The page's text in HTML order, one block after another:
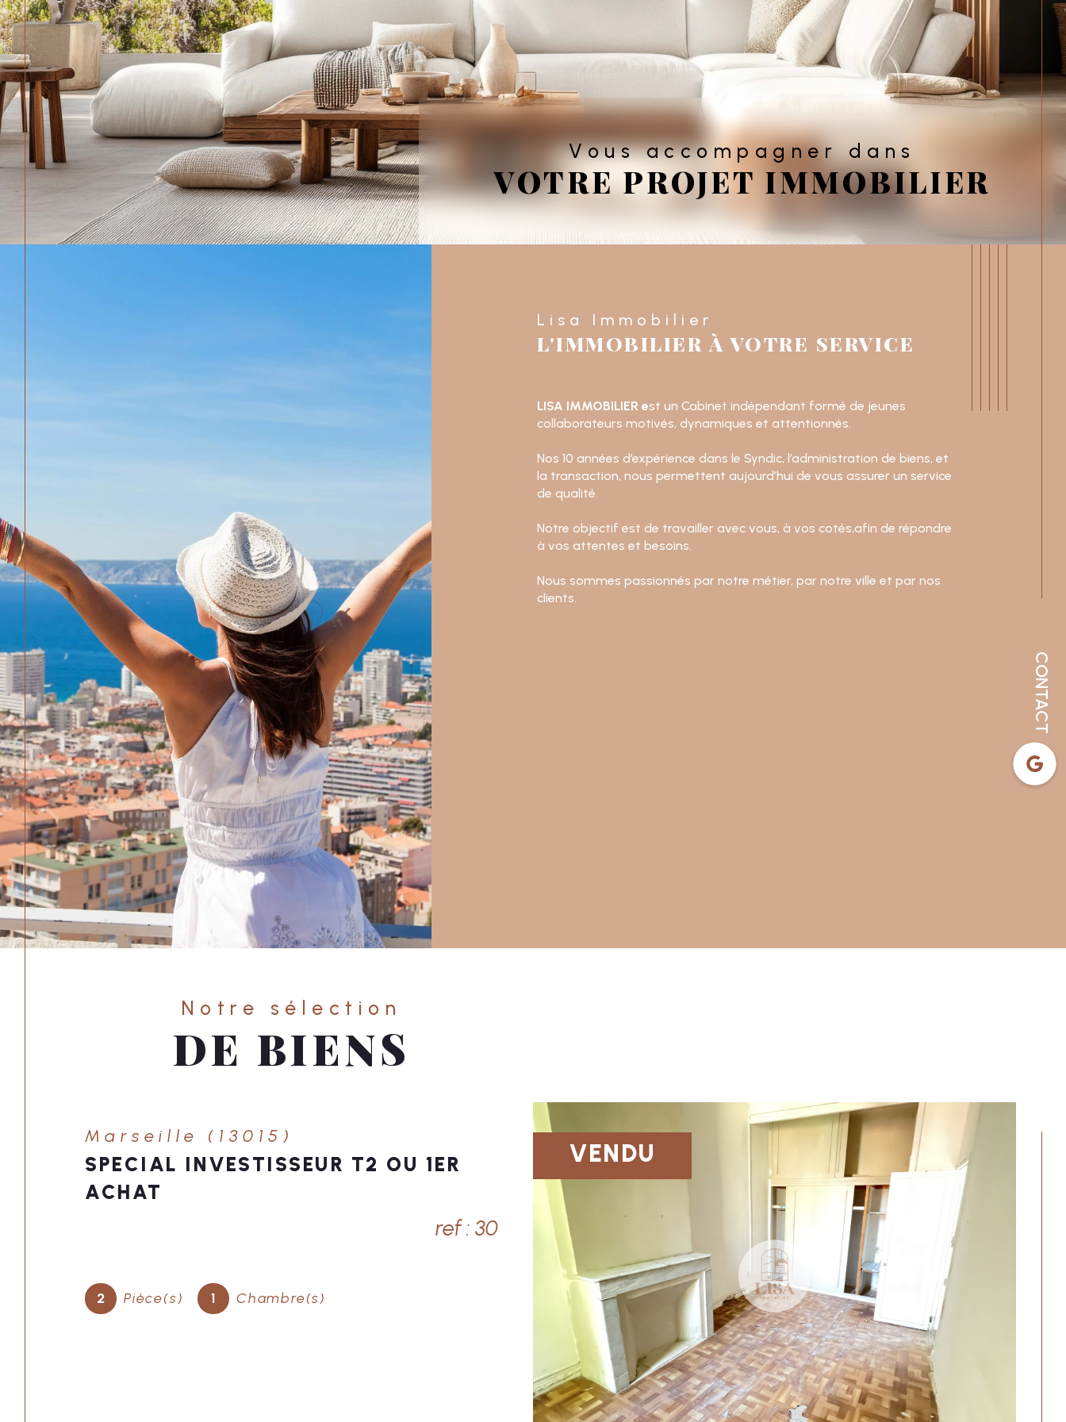
CONTACT
Vous accompagner dans
VOTRE PROJET IMMOBILIER
Lisa Immobilier
L'IMMOBILIER À VOTRE SERVICE
LISA IMMOBILIER est un Cabinet indépendant formé de jeunes
collaborateurs motivés, dynamiques et attentionnés.
Nos 10 années d’expérience dans le Syndic, l’administration de biens, et
la transaction, nous permettent aujourd’hui de vous assurer un service
de qualité.
Notre objectif est de travailler avec vous, à vos cotés,afin de répondre
à vos attentes et besoins.
Nous sommes passionnés par notre métier, par notre ville et par nos
clients.
Notre sélection
DE BIENS
Marseille (13001)
30 M2 - LOCAL - CAVE - ENTREPOT -
LÉON GAMBETTA - 30 M2
ref : 41
VENDU